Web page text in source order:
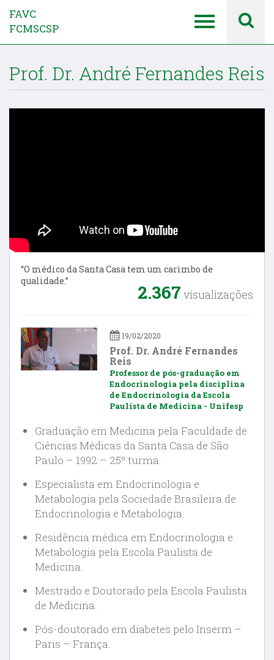
FAVC
FCMSCSP
Prof. Dr. André Fernandes Reis
“O médico da Santa Casa tem um carimbo de
qualidade.”
2.367 visualizações
19/02/2020
Prof. Dr. André Fernandes
Reis
Professor de pós-graduação em
Endocrinologia pela disciplina
de Endocrinologia da Escola
Paulista de Medicina - Unifesp
Graduação em Medicina pela Faculdade de
Ciências Médicas da Santa Casa de São
Paulo – 1992 – 25º turma.
Especialista em Endocrinologia e
Metabologia pela Sociedade Brasileira de
Endocrinologia e Metabologia.
Residência médica em Endocrinologia e
Metabologia pela Escola Paulista de
Medicina.
Mestrado e Doutorado pela Escola Paulista
de Medicina.
Pós-doutorado em diabetes pelo Inserm –
Paris – França.